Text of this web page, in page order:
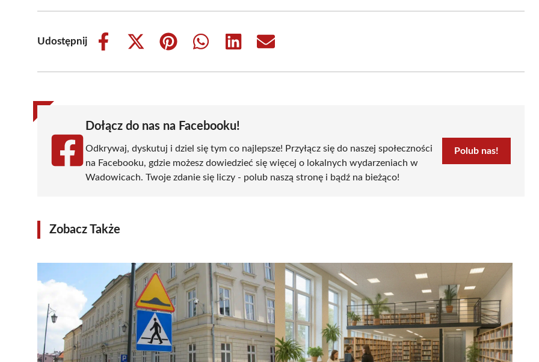
Udostępnij
Share
Share
(Twitter)
Share
Share
Share
Share
Dołącz do nas na Facebooku!
Odkrywaj, dyskutuj i dziel się tym co najlepsze! Przyłącz się do naszej społeczności
na Facebooku, gdzie możesz dowiedzieć się więcej o lokalnych wydarzeniach w
Wadowicach. Twoje zdanie się liczy - polub naszą stronę i bądź na bieżąco!
Polub nas!
Zobacz Także